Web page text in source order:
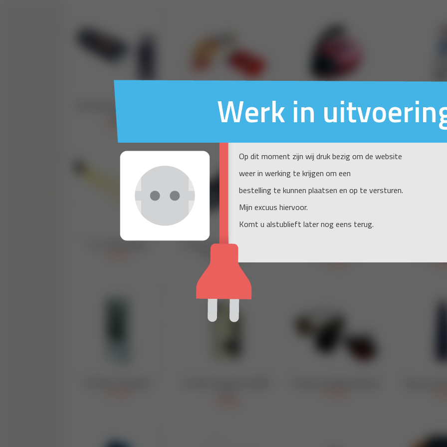
Werk in
Op dit moment zijn wij druk bezig om de website
weer in werking te krijgen om een
bestelling te kunnen plaatsen en op te versturen.
Mijn excuus hiervoor.
Komt u alstublieft later nog eens terug.